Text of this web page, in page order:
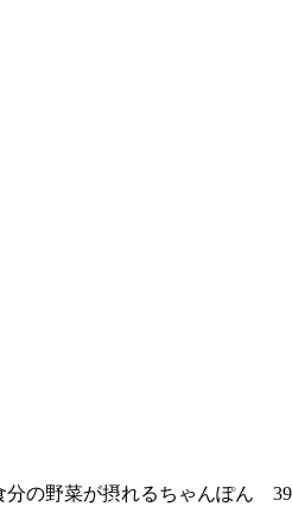
分の野菜が摂れるちゃんぽん